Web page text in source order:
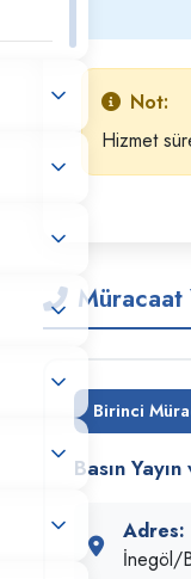
Not:
Hizmet
Müracaat
Birinci
Basın
Adres:
İnegöl/